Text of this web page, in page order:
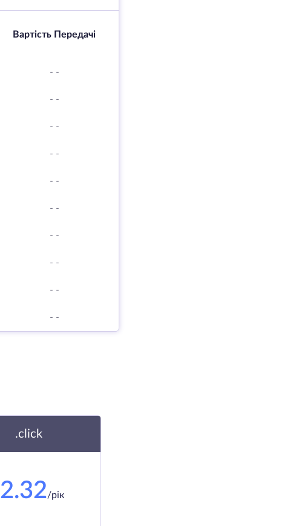
Вартість Передачі
- -
- -
- -
- -
- -
- -
- -
- -
- -
- -
.click
2.32/рік